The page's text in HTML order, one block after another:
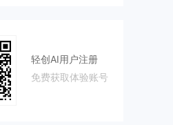
轻创AI用户注册
免费获取体验账号